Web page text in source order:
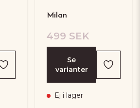
Milan
499 SEK
Se
varianter
Ej i lager